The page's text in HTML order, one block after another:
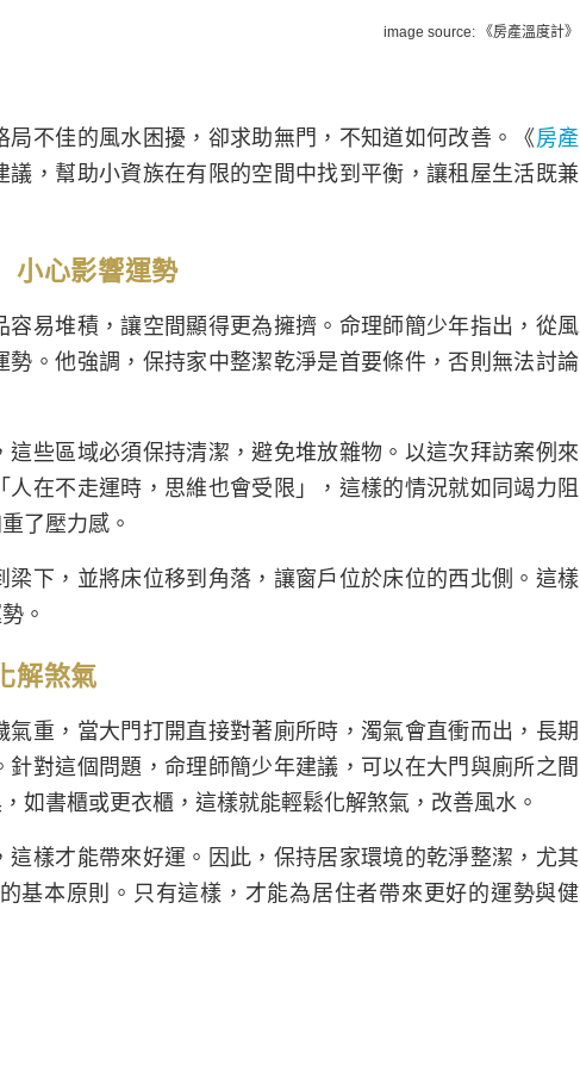
image source: 《房產溫度計》
不佳的風水困擾，卻求助無門，不知道如何改善。《房產
，幫助小資族在有限的空間中找到平衡，讓租屋生活既兼
小心影響運勢
易堆積，讓空間顯得更為擁擠。命理師簡少年指出，從風
。他強調，保持家中整潔乾淨是首要條件，否則無法討論
些區域必須保持清潔，避免堆放雜物。以這次拜訪案例來
在不走運時，思維也會受限」，這樣的情況就如同竭力阻
了壓力感。
下，並將床位移到角落，讓窗戶位於床位的西北側。這樣
。
解煞氣
氣重，當大門打開直接對著廁所時，濁氣會直衝而出，長期
對這個問題，命理師簡少年建議，可以在大門與廁所之間
如書櫃或更衣櫃，這樣就能輕鬆化解煞氣，改善風水。
樣才能帶來好運。因此，保持居家環境的乾淨整潔，尤其
基本原則。只有這樣，才能為居住者帶來更好的運勢與健